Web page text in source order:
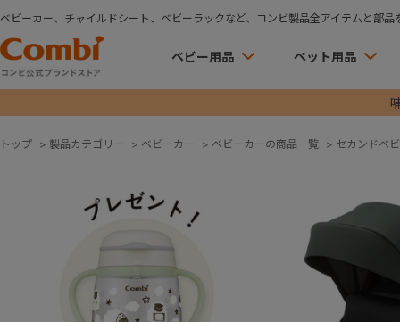
ベビーカー、チャイルドシート、ベビーラックなど、コンビ製品全アイテムと部品
ベビー用品 ペット用品
トップ > 製品カテゴリー > ベビーカー > ベビーカーの商品一覧 > セカンドベ